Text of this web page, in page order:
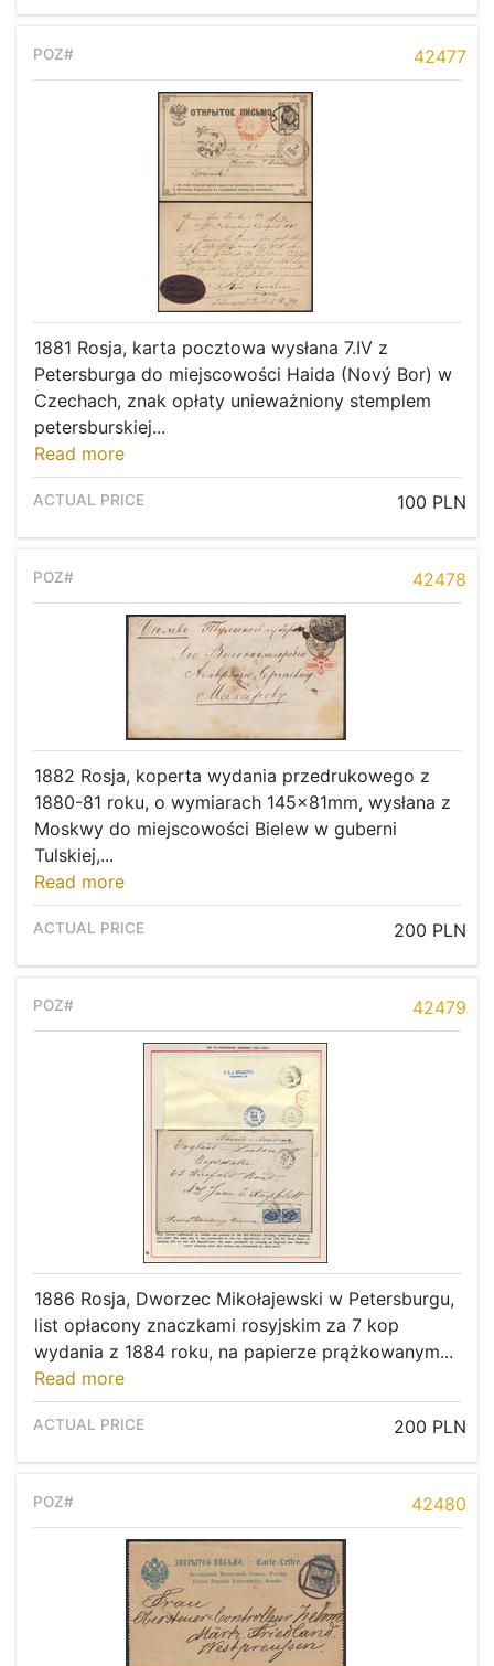
Home page
Archive
Regulation
42477
1881 Rosja, karta pocztowa wysłana 7.IV z
Petersburga do miejscowości Haida (Nový Bor) w
Czechach, znak opłaty unieważniony stemplem
petersburskiej...
Read more
100 PLN
42478
1882 Rosja, koperta wydania przedrukowego z
1880-81 roku, o wymiarach 145x81mm, wysłana z
Moskwy do miejscowości Bielew w guberni
Tulskiej,...
Read more
200 PLN
42479
1886 Rosja, Dworzec Mikołajewski w Petersburgu,
list opłacony znaczkami rosyjskim za 7 kop
wydania z 1884 roku, na papierze prążkowanym...
Read more
200 PLN
42480